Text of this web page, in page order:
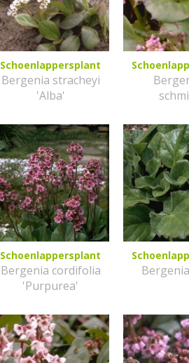
Schoenlappersplant
Bergenia stracheyi
'Alba'
Schoenlappersplant
Bergenia cordifolia
'Purpurea'